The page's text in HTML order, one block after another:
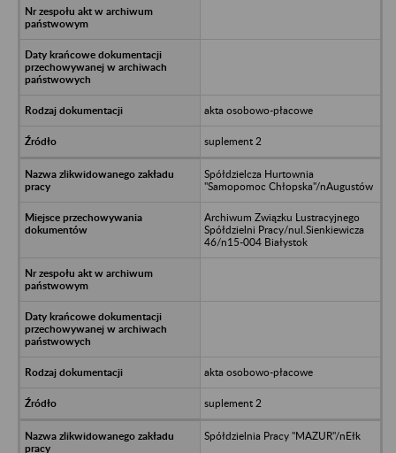
akta osobowo-płacowe
suplement 2
Spółdzielcza Hurtownia
"Samopomoc Chłopska"/nAugustów
Archiwum Związku Lustracyjnego
Spółdzielni Pracy/nul.Sienkiewicza
46/n15-004 Białystok
akta osobowo-płacowe
suplement 2
Spółdzielnia Pracy "MAZUR"/nEłk